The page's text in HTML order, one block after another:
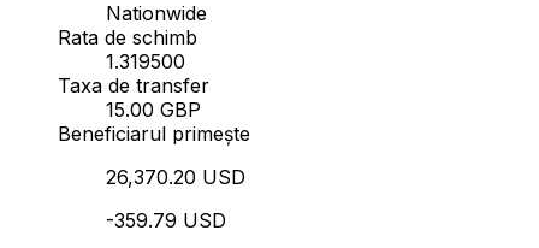
Nationwide
Rata de schimb
1.319500
Taxa de transfer
15.00 GBP
Beneficiarul primește
26,370.20 USD
-359.79 USD